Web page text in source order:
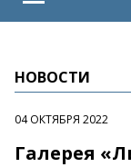
НОВОСТИ
04 ОКТЯБРЯ 2022
Галерея